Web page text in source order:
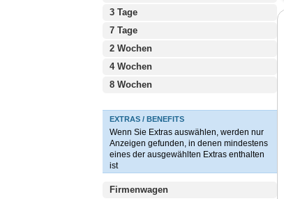
3 Tage
7 Tage
2 Wochen
4 Wochen
8 Wochen
EXTRAS / BENEFITS
Wenn Sie Extras auswählen, werden nur
Anzeigen gefunden, in denen mindestens
eines der ausgewählten Extras enthalten
ist
Firmenwagen